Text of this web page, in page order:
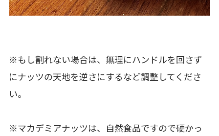
※もし割れない場合は、無理にハンドルを回さず
にナッツの天地を逆さにするなど調整してくださ
い。
※マカデミアナッツは、自然食品ですので硬かっ